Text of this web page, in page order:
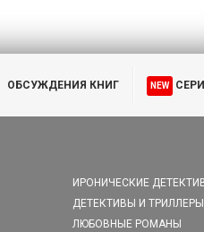
ОБСУЖДЕНИЯ КНИГ NEW
ИРОНИЧЕСКИЕ
ДЕТЕКТИВЫ И ТРИЛЛЕРЫ
ЛЮБОВНЫЕ РОМАНЫ